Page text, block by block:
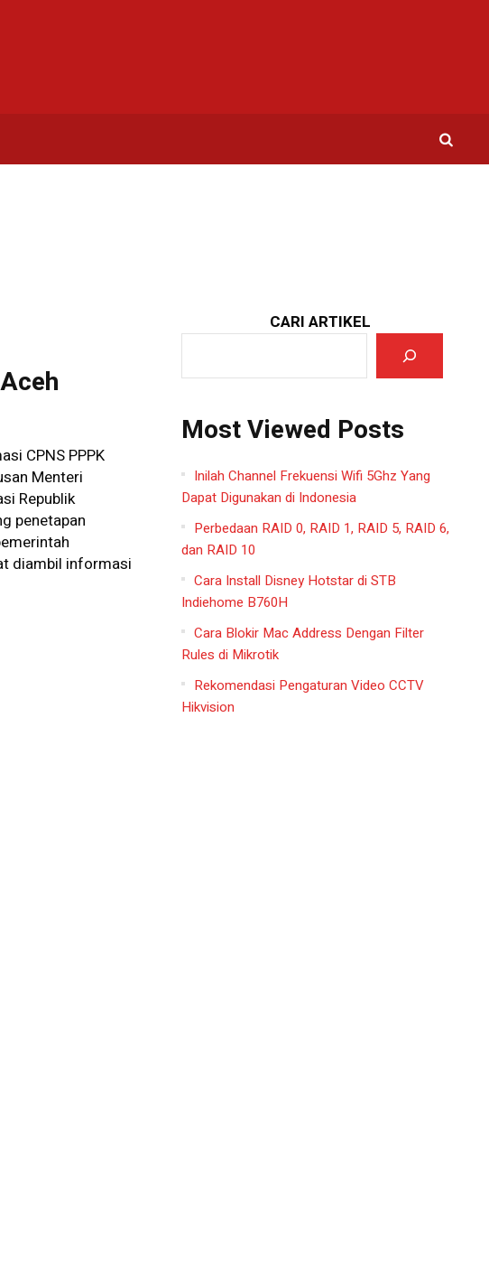
CPNS PPPK
Menteri
Republik
penetapan
diambil informasi
CARI ARTIKEL
Most Viewed Posts
Inilah Channel Frekuensi Wifi 5Ghz Yang
Dapat Digunakan di Indonesia
Perbedaan RAID 0, RAID 1, RAID 5, RAID 6,
dan RAID 10
Cara Install Disney Hotstar di STB
Indiehome B760H
Cara Blokir Mac Address Dengan Filter
Rules di Mikrotik
Rekomendasi Pengaturan Video CCTV
Hikvision